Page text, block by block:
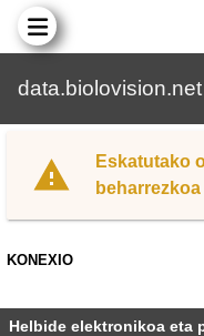
data.biolovision.net
Eskatutako
KONEXIO
Helbide elektronikoa eta